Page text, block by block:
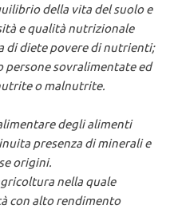
della vita del suolo e
e qualità nutrizionale
di diete povere di nutrienti;
persone sovralimentate ed
o malnutrite.
degli alimenti
presenza di minerali e
origini.
nella quale
con alto rendimento